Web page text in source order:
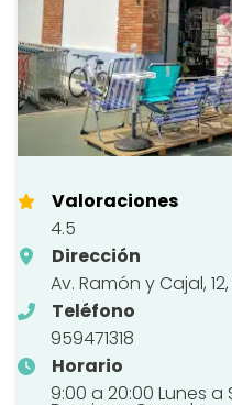
Valoraciones
4.5
Dirección
Av. Ramón y Cajal,
Teléfono
959471318
Horario
9:00 a 20:00 Lunes a